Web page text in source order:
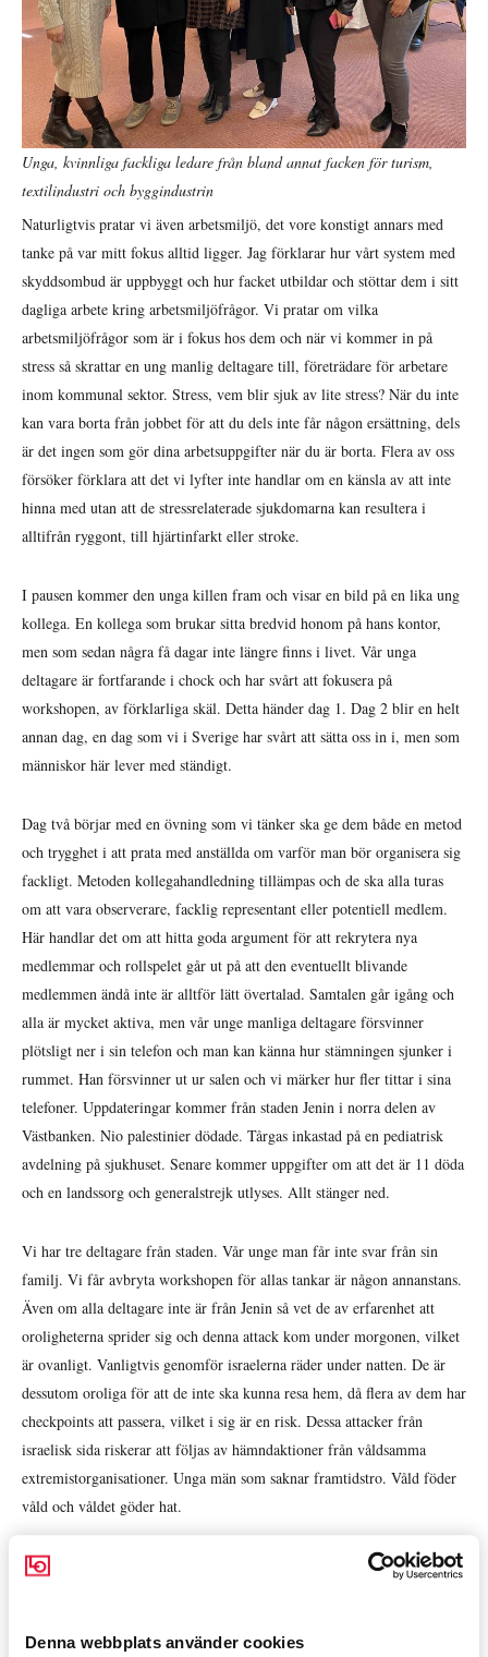
Denna webbplats använder cookies
Unga, kvinnliga fackliga ledare från bland annat facken för turism,
textilindustri och byggindustrin
Naturligtvis pratar vi även arbetsmiljö, det vore konstigt annars med
tanke på var mitt fokus alltid ligger. Jag förklarar hur vårt system med
skyddsombud är uppbyggt och hur facket utbildar och stöttar dem i sitt
dagliga arbete kring arbetsmiljöfrågor. Vi pratar om vilka
arbetsmiljöfrågor som är i fokus hos dem och när vi kommer in på
stress så skrattar en ung manlig deltagare till, företrädare för arbetare
inom kommunal sektor. Stress, vem blir sjuk av lite stress? När du inte
kan vara borta från jobbet för att du dels inte får någon ersättning, dels
är det ingen som gör dina arbetsuppgifter när du är borta. Flera av oss
försöker förklara att det vi lyfter inte handlar om en känsla av att inte
hinna med utan att de stressrelaterade sjukdomarna kan resultera i
alltifrån ryggont, till hjärtinfarkt eller stroke.
I pausen kommer den unga killen fram och visar en bild på en lika ung
kollega. En kollega som brukar sitta bredvid honom på hans kontor,
men som sedan några få dagar inte längre finns i livet. Vår unga
deltagare är fortfarande i chock och har svårt att fokusera på
workshopen, av förklarliga skäl. Detta händer dag 1. Dag 2 blir en helt
annan dag, en dag som vi i Sverige har svårt att sätta oss in i, men som
människor här lever med ständigt.
Dag två börjar med en övning som vi tänker ska ge dem både en metod
och trygghet i att prata med anställda om varför man bör organisera sig
fackligt. Metoden kollegahandledning tillämpas och de ska alla turas
om att vara observerare, facklig representant eller potentiell medlem.
Här handlar det om att hitta goda argument för att rekrytera nya
medlemmar och rollspelet går ut på att den eventuellt blivande
medlemmen ändå inte är alltför lätt övertalad. Samtalen går igång och
alla är mycket aktiva, men vår unge manliga deltagare försvinner
plötsligt ner i sin telefon och man kan känna hur stämningen sjunker i
rummet. Han försvinner ut ur salen och vi märker hur fler tittar i sina
telefoner. Uppdateringar kommer från staden Jenin i norra delen av
Västbanken. Nio palestinier dödade. Tårgas inkastad på en pediatrisk
avdelning på sjukhuset. Senare kommer uppgifter om att det är 11 döda
och en landssorg och generalstrejk utlyses. Allt stänger ned.
Vi har tre deltagare från staden. Vår unge man får inte svar från sin
familj. Vi får avbryta workshopen för allas tankar är någon annanstans.
Även om alla deltagare inte är från Jenin så vet de av erfarenhet att
oroligheterna sprider sig och denna attack kom under morgonen, vilket
är ovanligt. Vanligtvis genomför israelerna räder under natten. De är
dessutom oroliga för att de inte ska kunna resa hem, då flera av dem har
checkpoints att passera, vilket i sig är en risk. Dessa attacker från
israelisk sida riskerar att följas av hämndaktioner från våldsamma
extremistorganisationer. Unga män som saknar framtidstro. Våld föder
våld och våldet göder hat.
Kvällen som följde attacken i Jenin blev blodig. I östra Jerusalem sköts
Ojämlikhet ger grogrund för konflikter. Våld föder våld och göder hat.